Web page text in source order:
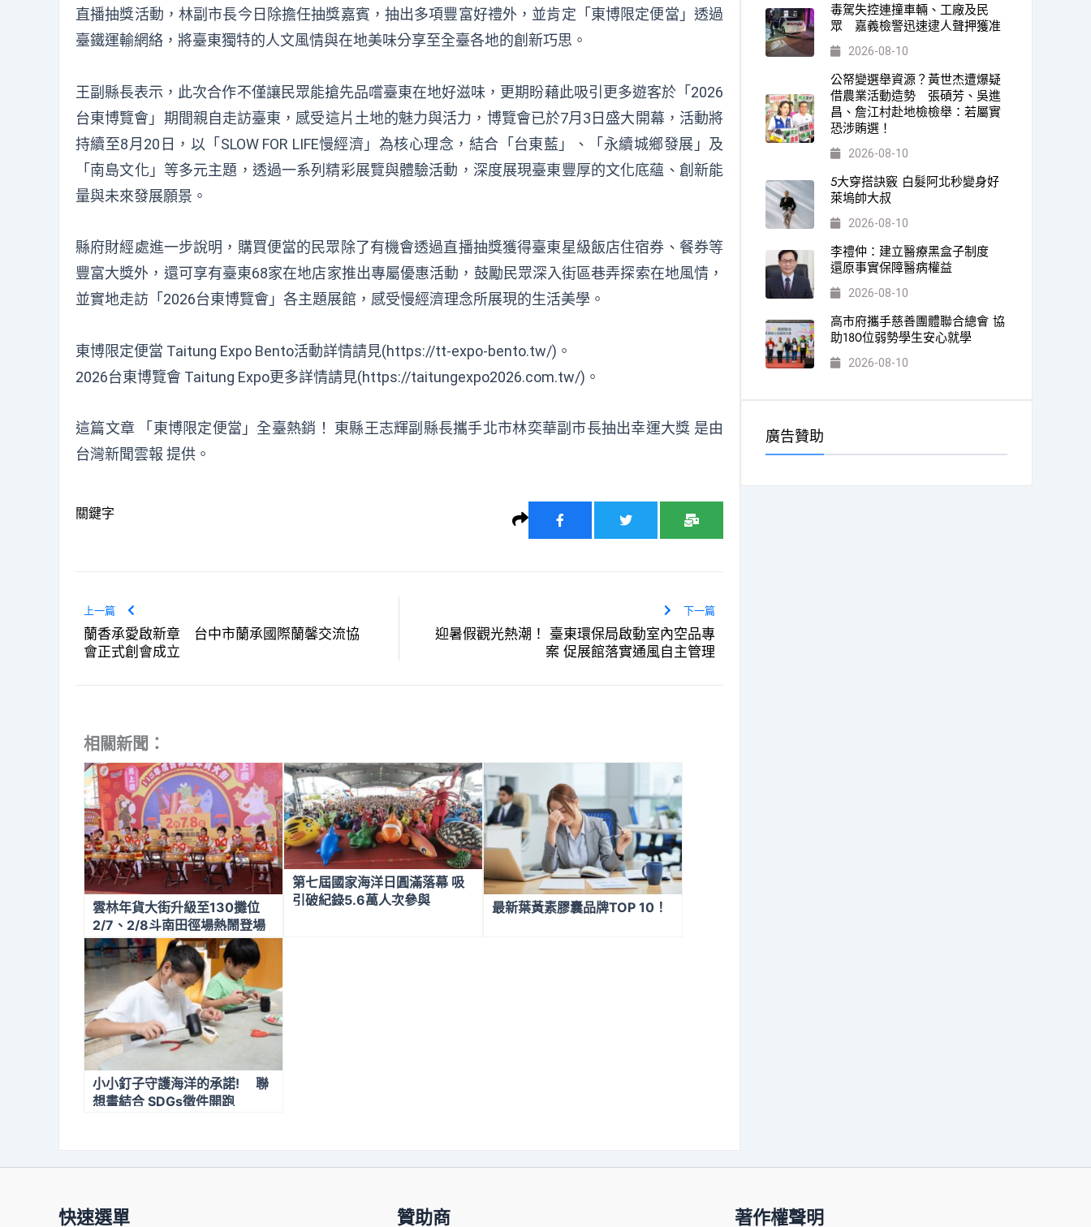
直播抽獎活動，林副市長今日除擔任抽獎嘉賓，抽出多項豐富好禮外，並肯定「東博限定便當」透過
臺鐵運輸網絡，將臺東獨特的人文風情與在地美味分享至全臺各地的創新巧思。
王副縣長表示，此次合作不僅讓民眾能搶先品嚐臺東在地好滋味，更期盼藉此吸引更多遊客於「2026
台東博覽會」期間親自走訪臺東，感受這片土地的魅力與活力，博覽會已於7月3日盛大開幕，活動將
持續至8月20日，以「SLOW FOR LIFE慢經濟」為核心理念，結合「台東藍」、「永續城鄉發展」及
「南島文化」等多元主題，透過一系列精彩展覽與體驗活動，深度展現臺東豐厚的文化底蘊、創新能
量與未來發展願景。
縣府財經處進一步說明，購買便當的民眾除了有機會透過直播抽獎獲得臺東星級飯店住宿券、餐券等
豐富大獎外，還可享有臺東68家在地店家推出專屬優惠活動，鼓勵民眾深入街區巷弄探索在地風情，
並實地走訪「2026台東博覽會」各主題展館，感受慢經濟理念所展現的生活美學。
東博限定便當 Taitung Expo Bento活動詳情請見(https://tt-expo-bento.tw/)。
2026台東博覽會 Taitung Expo更多詳情請見(https://taitungexpo2026.com.tw/)。
這篇文章 「東博限定便當」全臺熱銷！ 東縣王志輝副縣長攜手北市林奕華副市長抽出幸運大獎 是由
台灣新聞雲報 提供。
關鍵字
上一篇
蘭香承愛啟新章 台中市蘭承國際蘭馨交流協
會正式創會成立
下一篇
迎暑假觀光熱潮！ 臺東環保局啟動室內空品專
案 促展館落實通風自主管理
相關新聞：
雲林年貨大街升級至130攤位
2/7、2/8斗南田徑場熱鬧登場
第七屆國家海洋日圓滿落幕 吸
引破紀錄5.6萬人次參與
最新葉黃素膠囊品牌TOP 10！
小小釘子守護海洋的承諾! 聯
想畫結合 SDGs徵件開跑
毒駕失控連撞車輛、工廠及民
眾 嘉義檢警迅速逮人聲押獲准
2026-08-10
公帑變選舉資源？黃世杰遭爆疑
借農業活動造勢 張碩芳、吳進
昌、詹江村赴地檢檢舉：若屬實
恐涉賄選！
2026-08-10
5大穿搭訣竅 白髮阿北秒變身好
萊塢帥大叔
2026-08-10
李禮仲：建立醫療黑盒子制度
還原事實保障醫病權益
2026-08-10
高市府攜手慈善團體聯合總會 協
助180位弱勢學生安心就學
2026-08-10
廣告贊助
快速選單 贊助商 著作權聲明